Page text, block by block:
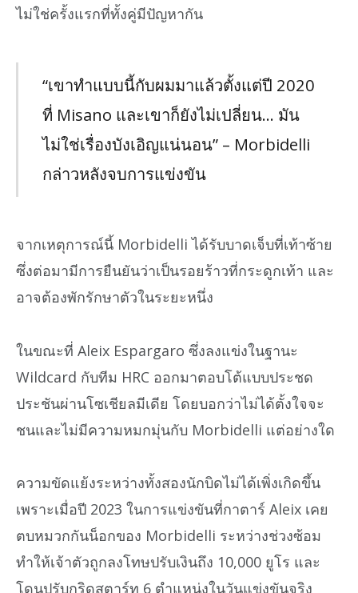
ไม่ใช่ครั้งแรกที่ทั้งคู่มีปัญหากัน
“เขาทำแบบนี้กับผมมาแล้วตั้งแต่ปี 2020
ที่ Misano และเขาก็ยังไม่เปลี่ยน… มัน
ไม่ใช่เรื่องบังเอิญแน่นอน” – Morbidelli
กล่าวหลังจบการแข่งขัน
จากเหตุการณ์นี้ Morbidelli ได้รับบาดเจ็บที่เท้าซ้าย
ซึ่งต่อมามีการยืนยันว่าเป็นรอยร้าวที่กระดูกเท้า และ
อาจต้องพักรักษาตัวในระยะหนึ่ง
ในขณะที่ Aleix Espargaro ซึ่งลงแข่งในฐานะ
Wildcard กับทีม HRC ออกมาตอบโต้แบบประชด
ประชันผ่านโซเชียลมีเดีย โดยบอกว่าไม่ได้ตั้งใจจะ
ชนและไม่มีความหมกมุ่นกับ Morbidelli แต่อย่างใด
ความขัดแย้งระหว่างทั้งสองนักบิดไม่ได้เพิ่งเกิดขึ้น
เพราะเมื่อปี 2023 ในการแข่งขันที่กาตาร์ Aleix เคย
ตบหมวกกันน็อกของ Morbidelli ระหว่างช่วงซ้อม
ทำให้เจ้าตัวถูกลงโทษปรับเงินถึง 10,000 ยูโร และ
โดนปรับกริดสตาร์ท 6 ตำแหน่งในวันแข่งขันจริง